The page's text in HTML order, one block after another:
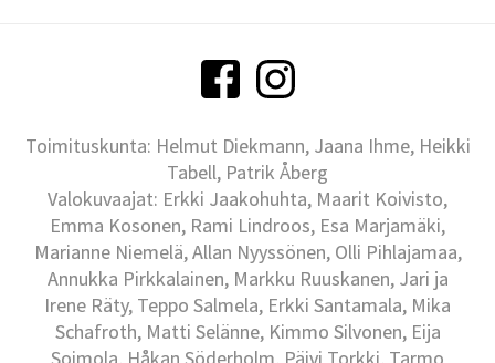
Toimituskunta: Helmut Diekmann, Jaana Ihme, Heikki
Tabell, Patrik Åberg
Valokuvaajat: Erkki Jaakohuhta, Maarit Koivisto,
Emma Kosonen, Rami Lindroos, Esa Marjamäki,
Marianne Niemelä, Allan Nyyssönen, Olli Pihlajamaa,
Annukka Pirkkalainen, Markku Ruuskanen, Jari ja
Irene Räty, Teppo Salmela, Erkki Santamala, Mika
Schafroth, Matti Selänne, Kimmo Silvonen, Eija